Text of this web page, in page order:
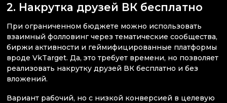
2. Накрутка друзей ВК бесплатно
При ограниченном бюджете можно использовать
взаимный фолловинг через тематические сообщества,
биржи активности и геймифицированные платформы
вроде VkTarget. Да, это требует времени, но позволяет
реализовать накрутку друзей ВК бесплатно и без
вложений.
Вариант рабочий, но с низкой конверсией в целевую